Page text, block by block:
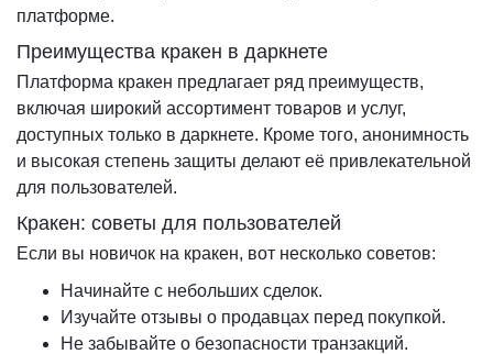
платформе.
Преимущества кракен в даркнете
Платформа кракен предлагает ряд преимуществ,
включая широкий ассортимент товаров и услуг,
доступных только в даркнете. Кроме того, анонимность
и высокая степень защиты делают её привлекательной
для пользователей.
Кракен: советы для пользователей
Если вы новичок на кракен, вот несколько советов:
Начинайте с небольших сделок.
Изучайте отзывы о продавцах перед покупкой.
Не забывайте о безопасности транзакций.